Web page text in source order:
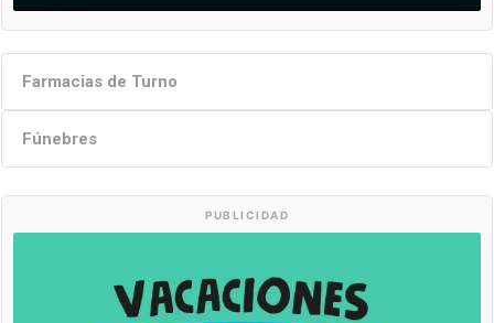
Farmacias de Turno
Fúnebres
PUBLICIDAD